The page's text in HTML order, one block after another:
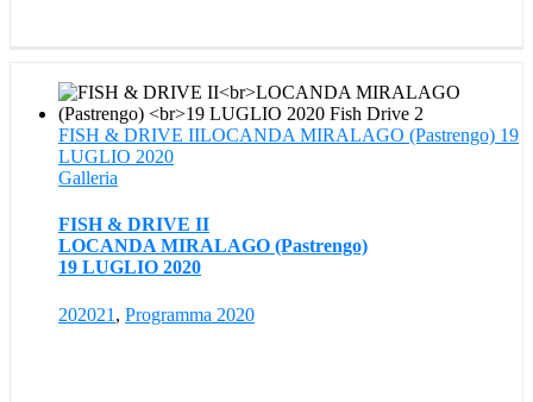
FISH & DRIVE IILOCANDA MIRALAGO (Pastrengo) 19
LUGLIO 2020
Galleria
FISH & DRIVE II
LOCANDA MIRALAGO (Pastrengo)
19 LUGLIO 2020
202021 , Programma 2020